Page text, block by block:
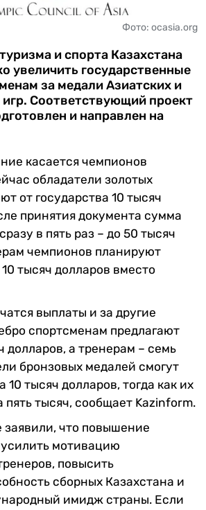
Фото: ocasia.org
и спорта Казахстана
увеличить государственные
за медали Азиатских и
игр. Соответствующий проект
и направлен на
касается чемпионов
обладатели золотых
от государства 10 тысяч
принятия документа сумма
в пять раз – до 50 тысяч
чемпионов планируют
тысяч долларов вместо
выплаты и за другие
спортсменам предлагают
долларов, а тренерам – семь
бронзовых медалей смогут
10 тысяч долларов, тогда как их
пять тысяч, сообщает Kazinform.
заявили, что повышение
мотивацию
повысить
сборных Казахстана и
имидж страны. Если